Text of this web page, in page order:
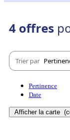
4 offres
Trier par
Pertinence
Date
Afficher la carte